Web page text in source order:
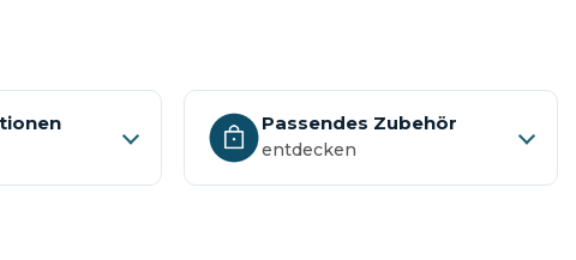
Passendes Zubehör
entdecken